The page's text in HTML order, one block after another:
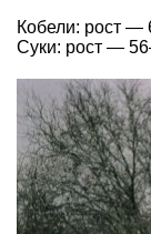
Кобели: рост —
Суки: рост —